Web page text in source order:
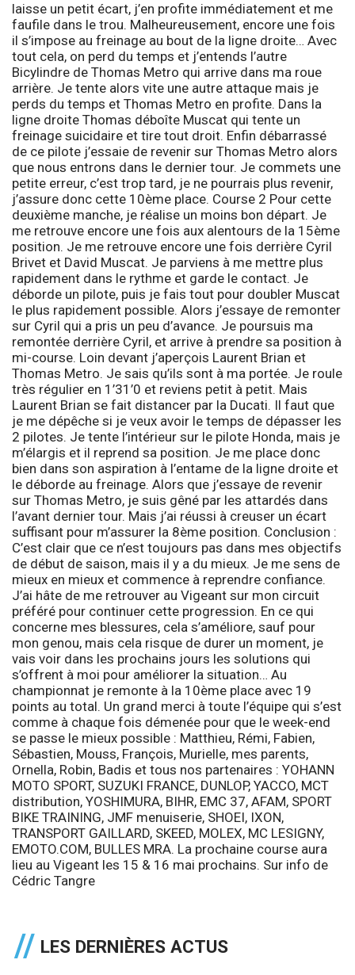
laisse un petit écart, j’en profite immédiatement et me
faufile dans le trou. Malheureusement, encore une fois
il s’impose au freinage au bout de la ligne droite… Avec
tout cela, on perd du temps et j’entends l’autre
Bicylindre de Thomas Metro qui arrive dans ma roue
arrière. Je tente alors vite une autre attaque mais je
perds du temps et Thomas Metro en profite. Dans la
ligne droite Thomas déboîte Muscat qui tente un
freinage suicidaire et tire tout droit. Enfin débarrassé
de ce pilote j’essaie de revenir sur Thomas Metro alors
que nous entrons dans le dernier tour. Je commets une
petite erreur, c’est trop tard, je ne pourrais plus revenir,
j’assure donc cette 10ème place. Course 2 Pour cette
deuxième manche, je réalise un moins bon départ. Je
me retrouve encore une fois aux alentours de la 15ème
position. Je me retrouve encore une fois derrière Cyril
Brivet et David Muscat. Je parviens à me mettre plus
rapidement dans le rythme et garde le contact. Je
déborde un pilote, puis je fais tout pour doubler Muscat
le plus rapidement possible. Alors j’essaye de remonter
sur Cyril qui a pris un peu d’avance. Je poursuis ma
remontée derrière Cyril, et arrive à prendre sa position à
mi-course. Loin devant j’aperçois Laurent Brian et
Thomas Metro. Je sais qu’ils sont à ma portée. Je roule
très régulier en 1’31’0 et reviens petit à petit. Mais
Laurent Brian se fait distancer par la Ducati. Il faut que
je me dépêche si je veux avoir le temps de dépasser les
2 pilotes. Je tente l’intérieur sur le pilote Honda, mais je
m’élargis et il reprend sa position. Je me place donc
bien dans son aspiration à l’entame de la ligne droite et
le déborde au freinage. Alors que j’essaye de revenir
sur Thomas Metro, je suis gêné par les attardés dans
l’avant dernier tour. Mais j’ai réussi à creuser un écart
suffisant pour m’assurer la 8ème position. Conclusion :
C’est clair que ce n’est toujours pas dans mes objectifs
de début de saison, mais il y a du mieux. Je me sens de
mieux en mieux et commence à reprendre confiance.
J’ai hâte de me retrouver au Vigeant sur mon circuit
préféré pour continuer cette progression. En ce qui
concerne mes blessures, cela s’améliore, sauf pour
mon genou, mais cela risque de durer un moment, je
vais voir dans les prochains jours les solutions qui
s’offrent à moi pour améliorer la situation… Au
championnat je remonte à la 10ème place avec 19
points au total. Un grand merci à toute l’équipe qui s’est
comme à chaque fois démenée pour que le week-end
se passe le mieux possible : Matthieu, Rémi, Fabien,
Sébastien, Mouss, François, Murielle, mes parents,
Ornella, Robin, Badis et tous nos partenaires : YOHANN
MOTO SPORT, SUZUKI FRANCE, DUNLOP, YACCO, MCT
distribution, YOSHIMURA, BIHR, EMC 37, AFAM, SPORT
BIKE TRAINING, JMF menuiserie, SHOEI, IXON,
TRANSPORT GAILLARD, SKEED, MOLEX, MC LESIGNY,
EMOTO.COM, BULLES MRA. La prochaine course aura
lieu au Vigeant les 15 & 16 mai prochains. Sur info de
Cédric Tangre
LES DERNIÈRES ACTUS